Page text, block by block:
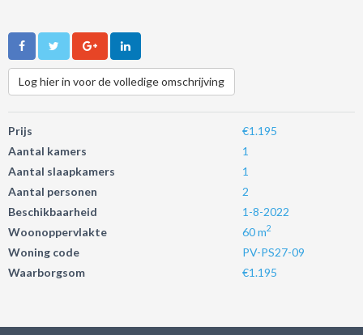
Log hier in voor de volledige omschrijving
Prijs
€1.195
Aantal kamers
1
Aantal slaapkamers
1
Aantal personen
2
Beschikbaarheid
1-8-2022
Woonoppervlakte
60 m2
Woning code
PV-PS27-09
Waarborgsom
€1.195